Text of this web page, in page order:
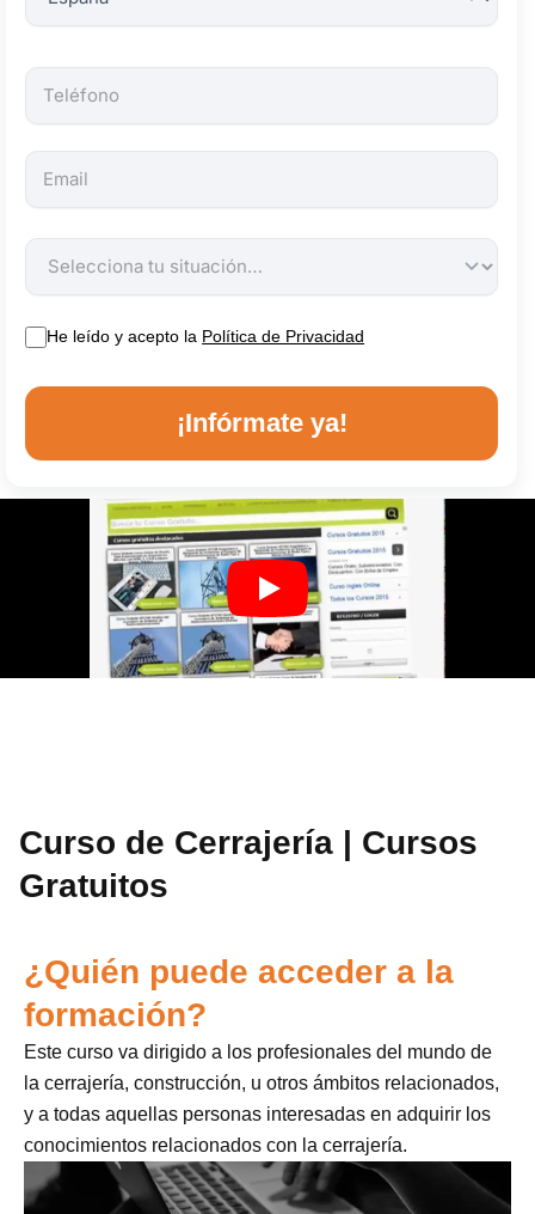
He leído y acepto la Política de Privacidad
¡Infórmate ya!
Curso de Cerrajería | Cursos
Gratuitos
¿Quién puede acceder a la
formación?
Este curso va dirigido a los profesionales del mundo de
la cerrajería, construcción, u otros ámbitos relacionados,
y a todas aquellas personas interesadas en adquirir los
conocimientos relacionados con la cerrajería.